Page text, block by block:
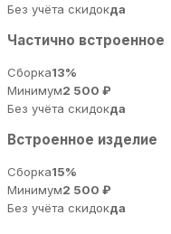
Без учёта скидокда
Частично встроенное
Сборка13%
Минимум2 500 ₽
Без учёта скидокда
Встроенное изделие
Сборка15%
Минимум2 500 ₽
Без учёта скидокда